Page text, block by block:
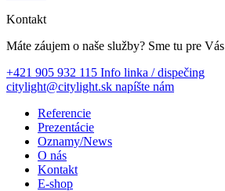
Kontakt
Máte záujem o naše služby? Sme tu pre Vás
+421 905 932 115 Info linka / dispečing
citylight@citylight.sk napíšte nám
Referencie
Prezentácie
Oznamy/News
O nás
Kontakt
E-shop